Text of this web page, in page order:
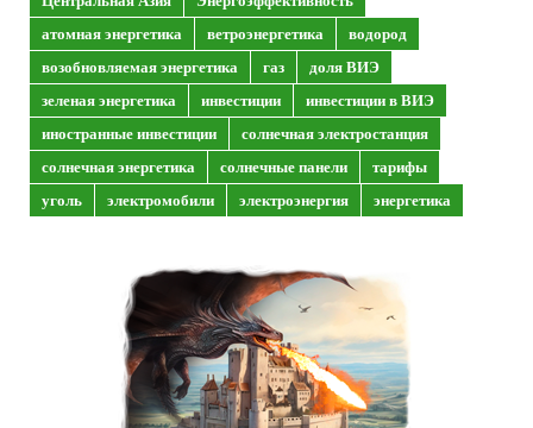
атомная энергетика
ветроэнергетика
водород
возобновляемая энергетика
газ
доля ВИЭ
зеленая энергетика
инвестиции
инвестиции в ВИЭ
иностранные инвестиции
солнечная электростанция
солнечная энергетика
солнечные панели
тарифы
уголь
электромобили электроэнергия энергетика